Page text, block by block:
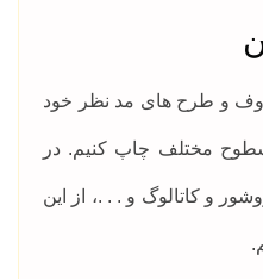
و طرح های مد نظر خود
مختلف چاپ کنیم. در
و کاتالوگ و . . .، از این